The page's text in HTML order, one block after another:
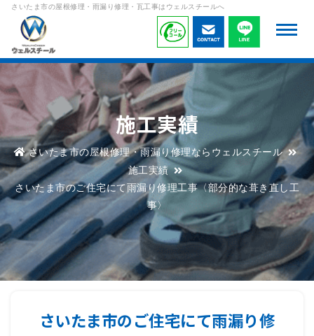
さいたま市の屋根修理・雨漏り修理・瓦工事はウェルスチールへ
施工実績
さいたま市の屋根修理・雨漏り修理ならウェルスチール
施工実績
さいたま市のご住宅にて雨漏り修理工事〈部分的な葺き直し工
事〉
さいたま市のご住宅にて雨漏り修